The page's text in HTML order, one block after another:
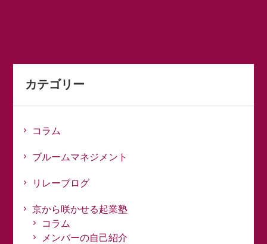
カテゴリー
コラム
ブルームマネジメント
リレーブログ
京から咲かせる起業塾
コラム
メンバーの自己紹介